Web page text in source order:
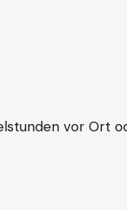
vor Ort